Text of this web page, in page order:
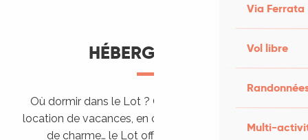
Via Ferrata
Vol libre
Multi-
HÉBERGEMENTS
Où dormir dans le Lot ? Chez l’habitant, dans une
location de vacances, en camping, ou dans un hôtel
de charme… le Lot offre des hébergements